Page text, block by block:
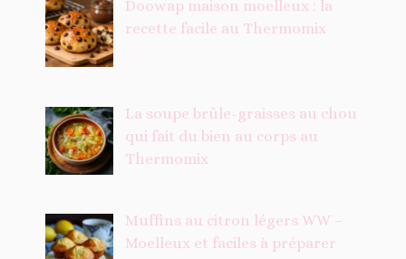
Doowap maison moelleux : la
recette facile au Thermomix
La soupe brûle-graisses au chou
qui fait du bien au corps au
Thermomix
Muffins au citron légers WW –
Moelleux et faciles à préparer